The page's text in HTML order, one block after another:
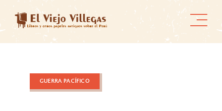
content
GUERRA PACÍFICO